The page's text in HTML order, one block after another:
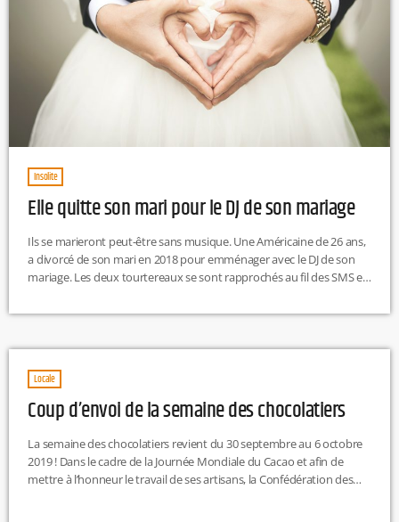
Insolite
Elle quitte son mari pour le DJ de son mariage
Ils se marieront peut-être sans musique. Une Américaine de 26 ans,
a divorcé de son mari en 2018 pour emménager avec le DJ de son
mariage. Les deux tourtereaux se sont rapprochés au fil des SMS et
s’installer ensemble, quelques mois plus tard. "Mon ex était accro à
Locale
Coup d’envoi de la semaine des chocolatiers
La semaine des chocolatiers revient du 30 septembre au 6 octobre
2019 ! Dans le cadre de la Journée Mondiale du Cacao et afin de
mettre à l’honneur le travail de ses artisans, la Confédération des